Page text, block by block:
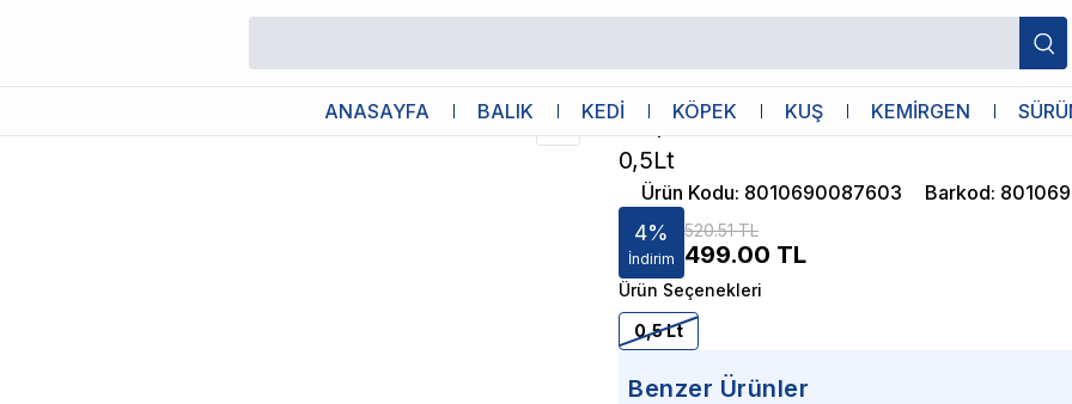
ANASAYFA BALIK KEDİ KÖPEK KUŞ KEMİRGEN
Ferplast
Ferplast Venere Kedi Desenli Seramik
0,5Lt
Ürün Kodu: 8010690087603 Barkod:
4%
İndirim
520.51 TL
499.00 TL
Ürün Seçenekleri
0,5 Lt
Benzer Ürünler